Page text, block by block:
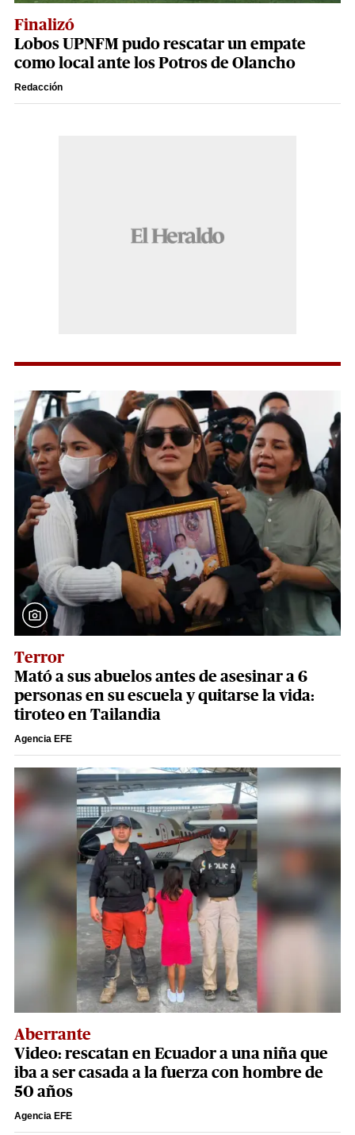
Finalizó
Lobos UPNFM pudo rescatar un empate
como local ante los Potros de Olancho
Redacción
Terror
Mató a sus abuelos antes de asesinar a 6
personas en su escuela y quitarse la vida:
tiroteo en Tailandia
Agencia EFE
Aberrante
Video: rescatan en Ecuador a una niña que
iba a ser casada a la fuerza con hombre de
50 años
Agencia EFE